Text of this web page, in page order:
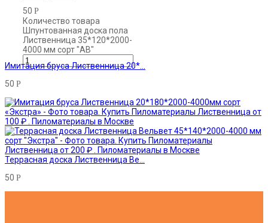
50 Р
Количество товара
Шпунтованная доска пола
Лиственница 35*120*2000-
4000 мм сорт "АВ"
Имитация бруса Лиственница 20*...
50 Р
Террасная доска Лиственница Ве...
50 Р